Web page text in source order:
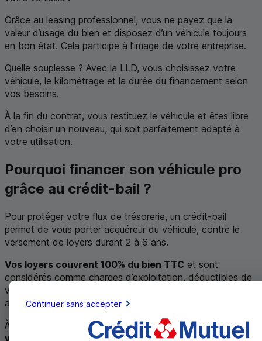
Grâce au leasing professionnel, vous ne payez que la
valeur d’usage du bien et disposez d’un véhicule toujours
en bon état. Cela participe à l’image de votre entreprise.
Quelle souplesse ? Avec la LLD, vous choisissez votre
véhicule, le kilométrage et la durée du financement selon
vos besoins.
À la fin du contrat, vous restituez le véhicule et êtes libre
d’en choisir un nouveau, qui soit parfaitement adapté à
votre utilisation.
Pourquoi financer son véhicule pro
grâce au crédit-bail ?
Pour protéger votre flux de trésorerie, un crédit-bail
permet de vous porter acquéreur du véhicule, contre le
versement de loyers durant 2 à 6 ans.
Vos loyers couvrent 100% du bien TTC et sont
considérés comme charges d’exploitation, déductibles de
votre bénéfice imposable, dans les limites fiscalement
admises.
À l’issue du contrat, lecrédit-bail prévoit le rachat du
véhicule pour sa valeur résiduelledéfinie dans le
Continuer sans accepter